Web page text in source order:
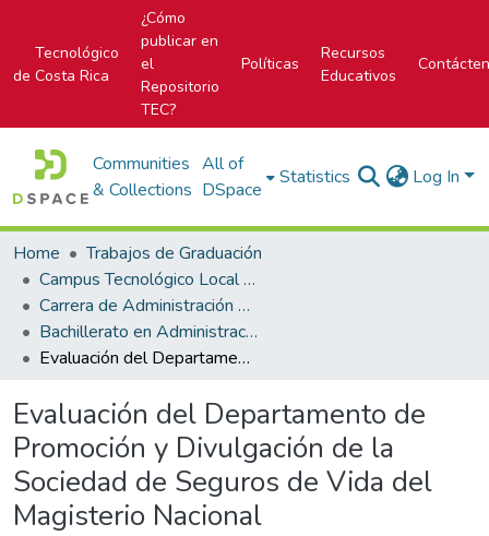
Tecnológico
de Costa Rica
¿Cómo
publicar en
el
Repositorio
TEC?
Políticas
Recursos
Educativos
Communities
& Collections
All of
DSpace
Statistics Log In
Home
Trabajos de Graduación
Campus Tecnológico Local San José
Carrera de Administración de Empresa
Bachillerato en Administración de Empresas
Evaluación del Departamento de Promoción y Divulgación de la Sociedad de Seguros de Vida del Magisterio Nacional
Evaluación del Departamento de
Promoción y Divulgación de la
Sociedad de Seguros de Vida del
Magisterio Nacional